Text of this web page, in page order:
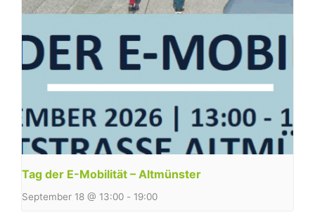
Tag der E-Mobilität – Altmünster
September 18 @ 13:00 - 19:00